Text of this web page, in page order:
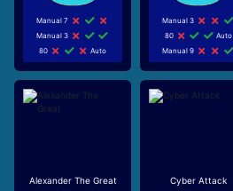
Manual 7
Manual 3
80
Auto
Manual 3
80
Auto
Manual 9
Alexander The Great Cyber Attack